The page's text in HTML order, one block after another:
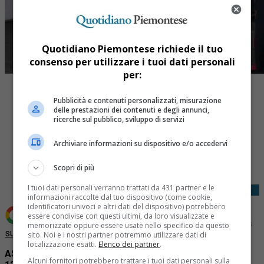
Share
Aggiungi Quotidiano Piemontese come Fonte preferita
su Google
ASTI
Quotidiano Piemontese richiede il tuo
consenso per utilizzare i tuoi dati personali
per:
Pubblicità e contenuti personalizzati, misurazione
delle prestazioni dei contenuti e degli annunci,
ricerche sul pubblico, sviluppo di servizi
Archiviare informazioni su dispositivo e/o accedervi
Scopri di più
I tuoi dati personali verranno trattati da 431 partner e le
informazioni raccolte dal tuo dispositivo (come cookie,
identificatori univoci e altri dati del dispositivo) potrebbero
essere condivise con questi ultimi, da loro visualizzate e
memorizzate oppure essere usate nello specifico da questo
sito. Noi e i nostri partner potremmo utilizzare dati di
localizzazione esatti. Elenco dei partner.
Alcuni fornitori potrebbero trattare i tuoi dati personali sulla